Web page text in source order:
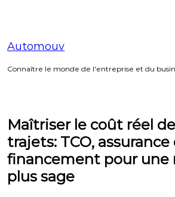
Automouv
Connaître le monde de l'entreprise et du
Maîtriser le coût réel
trajets: TCO, assurance
financement pour
plus sage